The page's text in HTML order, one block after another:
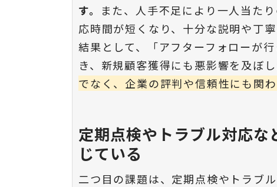
す。
また、人手不足により一人当た
応時間が短くなり、十分な説明や丁
結果として、「アフターフォローが
き、新規顧客獲得にも悪影響を及ぼし
でなく、企業の評判や信頼性にも関
定期点検やトラブル対応
じている
二つ目の課題は、定期点検やトラブ